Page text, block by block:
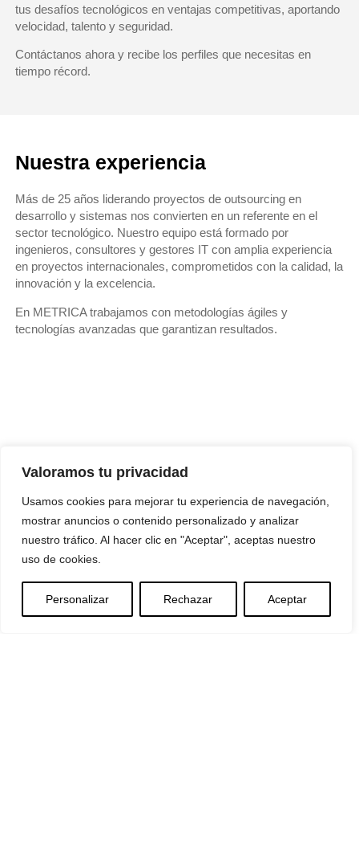
Valoramos tu privacidad
Usamos cookies para mejorar tu experiencia de navegación,
mostrar anuncios o contenido personalizado y analizar
nuestro tráfico. Al hacer clic en "Aceptar", aceptas nuestro
uso de cookies.
Personalizar Rechazar Aceptar
tus desafíos tecnológicos en ventajas competitivas, aportando
velocidad, talento y seguridad.
Contáctanos ahora y recibe los perfiles que necesitas en
tiempo récord.
Nuestra experiencia
Más de 25 años liderando proyectos de outsourcing en
desarrollo y sistemas nos convierten en un referente en el
sector tecnológico. Nuestro equipo está formado por
ingenieros, consultores y gestores ITcon amplia experiencia
en proyectos internacionales, comprometidos con la calidad, la
innovación y la excelencia.
En METRICA trabajamos con metodologías ágiles y
tecnologías avanzadas que garantizan resultados.